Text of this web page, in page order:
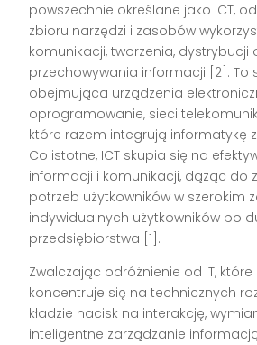
powszechnie określane jako ICT,
zbioru narzędzi i zasobów
komunikacji, tworzenia, dystrybucji
przechowywania informacji [2]. To
obejmująca urządzenia
oprogramowanie, sieci
które razem integrują informatykę
Co istotne, ICT skupia się na
informacji i komunikacji, dążąc do
potrzeb użytkowników w szerokim
indywidualnych użytkowników po
przedsiębiorstwa [1].
Zwalczając odróżnienie od IT, które
koncentruje się na technicznych
kładzie nacisk na interakcję,
inteligentne zarządzanie